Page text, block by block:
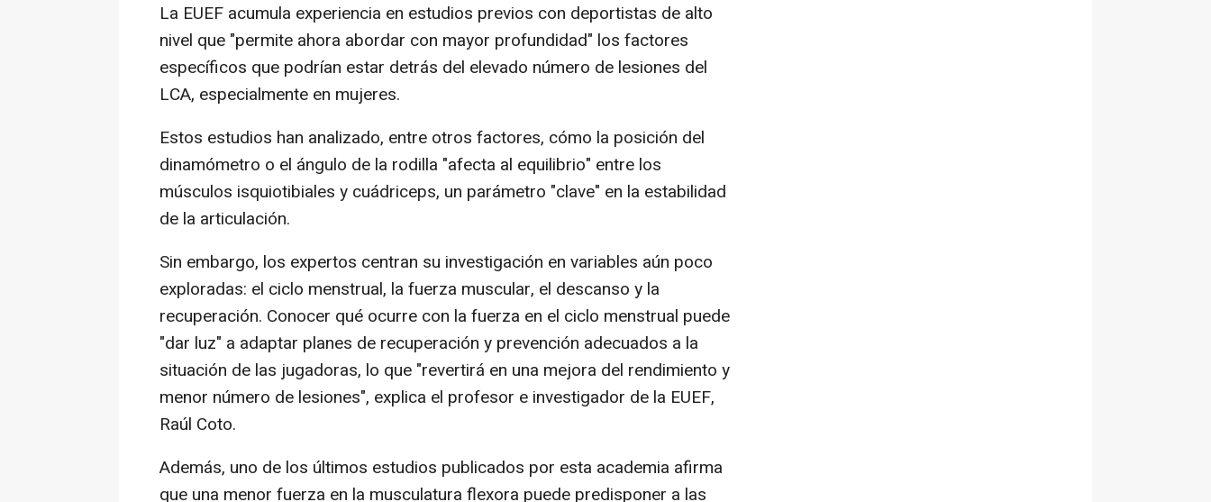
La EUEF acumula experiencia en estudios previos con deportistas de alto
nivel que "permite ahora abordar con mayor profundidad" los factores
específicos que podrían estar detrás del elevado número de lesiones del
LCA, especialmente en mujeres.
Estos estudios han analizado, entre otros factores, cómo la posición del
dinamómetro o el ángulo de la rodilla "afecta al equilibrio" entre los
músculos isquiotibiales y cuádriceps, un parámetro "clave" en la estabilidad
de la articulación.
Sin embargo, los expertos centran su investigación en variables aún poco
exploradas: el ciclo menstrual, la fuerza muscular, el descanso y la
recuperación. Conocer qué ocurre con la fuerza en el ciclo menstrual puede
"dar luz" a adaptar planes de recuperación y prevención adecuados a la
situación de las jugadoras, lo que "revertirá en una mejora del rendimiento y
menor número de lesiones", explica el profesor e investigador de la EUEF,
Raúl Coto.
Además, uno de los últimos estudios publicados por esta academia afirma
que una menor fuerza en la musculatura flexora puede predisponer a las